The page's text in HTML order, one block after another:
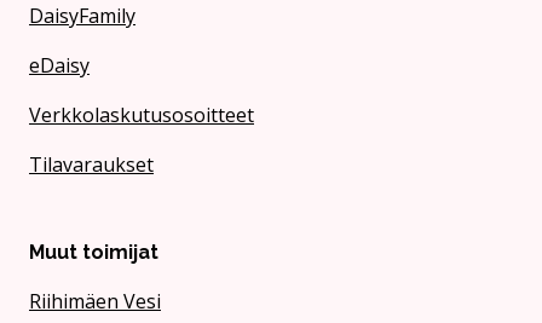
DaisyFamily
eDaisy
Verkkolaskutusosoitteet
Tilavaraukset
Muut toimijat
Riihimäen Vesi